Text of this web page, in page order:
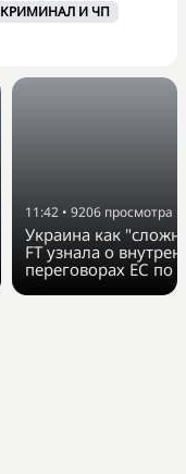
КРИМИНАЛ И ЧП
11:42 • 9206 просмотра
Украина как
FT узнала о
переговорах ЕС по